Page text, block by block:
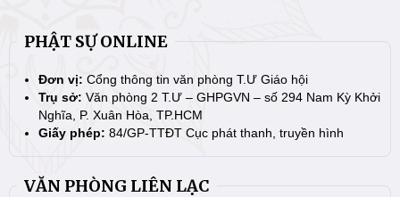
PHẬT SỰ ONLINE
Đơn vị: Cổng thông tin văn phòng T.Ư Giáo hội
Trụ sở: Văn phòng 2 T.Ư – GHPGVN – số 294 Nam Kỳ Khởi
Nghĩa, P. Xuân Hòa, TP.HCM
Giấy phép: 84/GP-TTĐT Cục phát thanh, truyền hình
VĂN PHÒNG LIÊN LẠC